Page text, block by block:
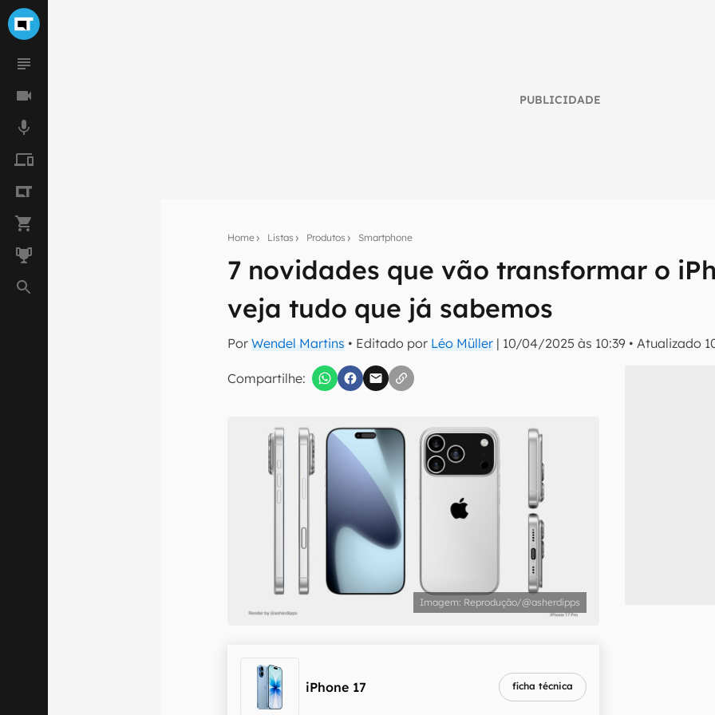
PUBLICIDADE
Home Listas Produtos Smartphone
7 novidades que vão transformar o
veja tudo que já sabemos
PorWendel Martins • Editado por Léo Müller | 10/04/2025 às 10:39 •Atualizado
Compartilhe:
Seu resumo inteligente do mundo tech!
Assine a newsletter do Canaltech e receba notícias e reviews sobre tecnologia
inscreva-se
Confirmo que li, aceito e concordo com os Termos de Uso e Política de Privacidade do
Reprodução/@asherdipps
iPhone 17 ficha técnica